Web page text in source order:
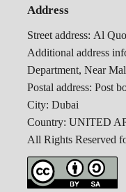
Address
Street address: Al
Additional address
Department, Near
Postal address: Post
City: Dubai
Country: UNITED
All Rights Reserved